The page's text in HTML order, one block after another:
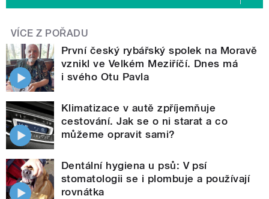
VÍCE Z POŘADU
První český rybářský spolek na Moravě
vznikl ve Velkém Meziříčí. Dnes má
i svého Otu Pavla
Klimatizace v autě zpříjemňuje
cestování. Jak se o ni starat a co
můžeme opravit sami?
Dentální hygiena u psů: V psí
stomatologii se i plombuje a používají
rovnátka